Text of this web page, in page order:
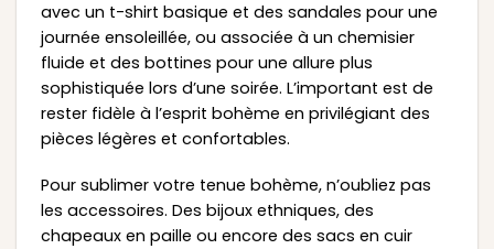
avec un t-shirt basique et des sandales pour une
journée ensoleillée, ou associée à un chemisier
fluide et des bottines pour une allure plus
sophistiquée lors d’une soirée. L’important est de
rester fidèle à l’esprit bohème en privilégiant des
pièces légères et confortables.
Pour sublimer votre tenue bohème, n’oubliez pas
les accessoires. Des bijoux ethniques, des
chapeaux en paille ou encore des sacs en cuir